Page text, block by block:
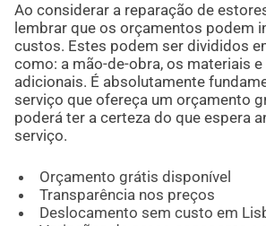
Ao considerar a reparação de
lembrar que os orçamentos podem
custos. Estes podem ser divididos
como: a mão-de-obra, os materiais
adicionais. É absolutamente
serviço que ofereça um orçamento
poderá ter a certeza do que espera
serviço.
Orçamento grátis disponível
Transparência nos preços
Deslocamento sem custo em